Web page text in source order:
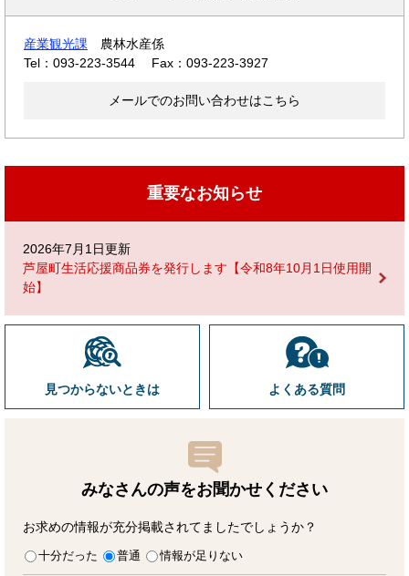
産業観光課
農林水産係
Tel：093-223-3544
Fax：093-223-3927
メールでのお問い合わせはこちら
重要なお知らせ
2026年7月1日更新
芦屋町生活応援商品券を発行します【令和8年10月1日使用開
始】
見つからないときは よくある質問
みなさんの声をお聞かせ ください
お求めの情報が充分掲載されてましたでしょうか？
十分だった 普通 情報が足りない